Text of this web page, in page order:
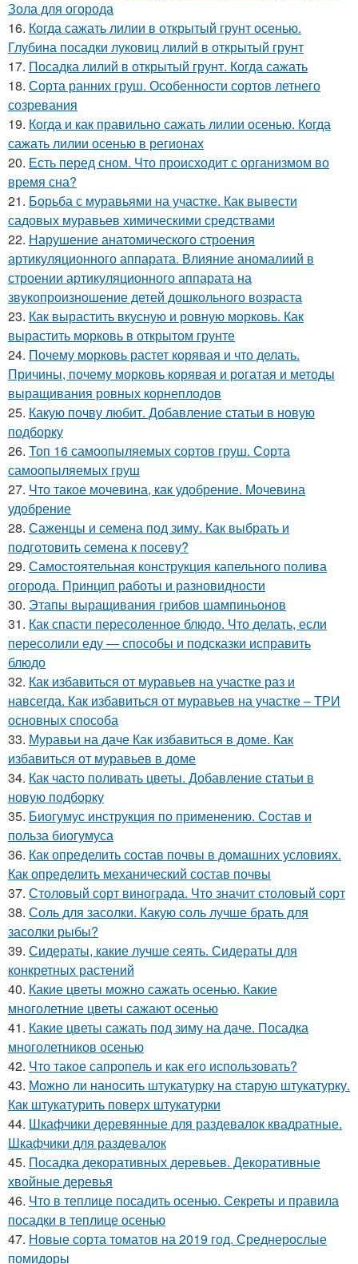
Зола для огорода
16. Когда сажать лилии в открытый грунт осенью.
Глубина посадки луковиц лилий в открытый грунт
17. Посадка лилий в открытый грунт. Когда сажать
18. Сорта ранних груш. Особенности сортов летнего
созревания
19. Когда и как правильно сажать лилии осенью. Когда
сажать лилии осенью в регионах
20. Есть перед сном. Что происходит с организмом во
время сна?
21. Борьба с муравьями на участке. Как вывести
садовых муравьев химическими средствами
22. Нарушение анатомического строения
артикуляционного аппарата. Влияние аномалиий в
строении артикуляционного аппарата на
звукопроизношение детей дошкольного возраста
23. Как вырастить вкусную и ровную морковь. Как
вырастить морковь в открытом грунте
24. Почему морковь растет корявая и что делать.
Причины, почему морковь корявая и рогатая и методы
выращивания ровных корнеплодов
25. Какую почву любит. Добавление статьи в новую
подборку
26. Топ 16 самоопыляемых сортов груш. Сорта
самоопыляемых груш
27. Что такое мочевина, как удобрение. Мочевина
удобрение
28. Саженцы и семена под зиму. Как выбрать и
подготовить семена к посеву?
29. Самостоятельная конструкция капельного полива
огорода. Принцип работы и разновидности
30. Этапы выращивания грибов шампиньонов
31. Как спасти пересоленное блюдо. Что делать, если
пересолили еду — способы и подсказки исправить
блюдо
32. Как избавиться от муравьев на участке раз и
навсегда. Как избавиться от муравьев на участке – ТРИ
основных способа
33. Муравьи на даче Как избавиться в доме. Как
избавиться от муравьев в доме
34. Как часто поливать цветы. Добавление статьи в
новую подборку
35. Биогумус инструкция по применению. Состав и
польза биогумуса
36. Как определить состав почвы в домашних условиях.
Как определить механический состав почвы
37. Столовый сорт винограда. Что значит столовый сорт
38. Соль для засолки. Какую соль лучше брать для
засолки рыбы?
39. Сидераты, какие лучше сеять. Сидераты для
конкретных растений
40. Какие цветы можно сажать осенью. Какие
многолетние цветы сажают осенью
41. Какие цветы сажать под зиму на даче. Посадка
многолетников осенью
42. Что такое сапропель и как его использовать?
43. Можно ли наносить штукатурку на старую штукатурку.
Как штукатурить поверх штукатурки
44. Шкафчики деревянные для раздевалок квадратные.
Шкафчики для раздевалок
45. Посадка декоративных деревьев. Декоративные
хвойные деревья
46. Что в теплице посадить осенью. Секреты и правила
посадки в теплице осенью
47. Новые сорта томатов на 2019 год. Среднерослые
помидоры